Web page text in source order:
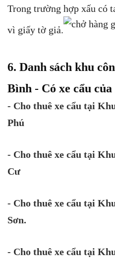
Trong trường hợp xấu có
vì giấy tờ giả.
6. Danh sách khu
Bình - Có xe cẩu
- Cho thuê xe cẩu tại
Phú
- Cho thuê xe cẩu tại
Cư
- Cho thuê xe cẩu tại
Sơn.
- Cho thuê xe cẩu tại